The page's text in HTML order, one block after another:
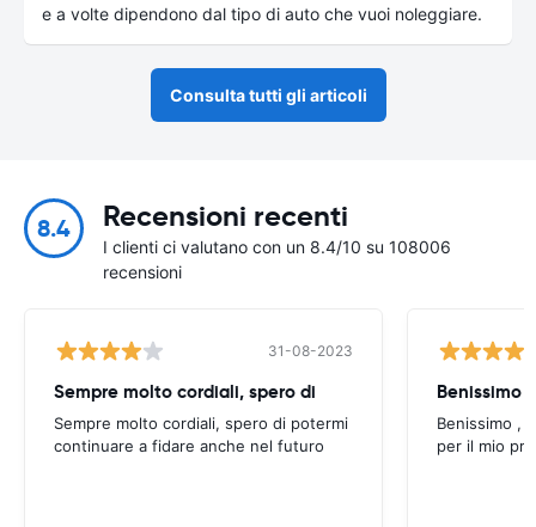
e a volte dipendono dal tipo di auto che vuoi noleggiare.
Consulta tutti gli articoli
8.4 Recensioni recenti
I clienti ci valutano con un 8.4/10 su 108006
recensioni
31-08-2023
Sempre molto cordiali, spero di
Sempre molto cordiali, spero di potermi
continuare a fidare anche nel futuro
Benissimo ,
per il mio